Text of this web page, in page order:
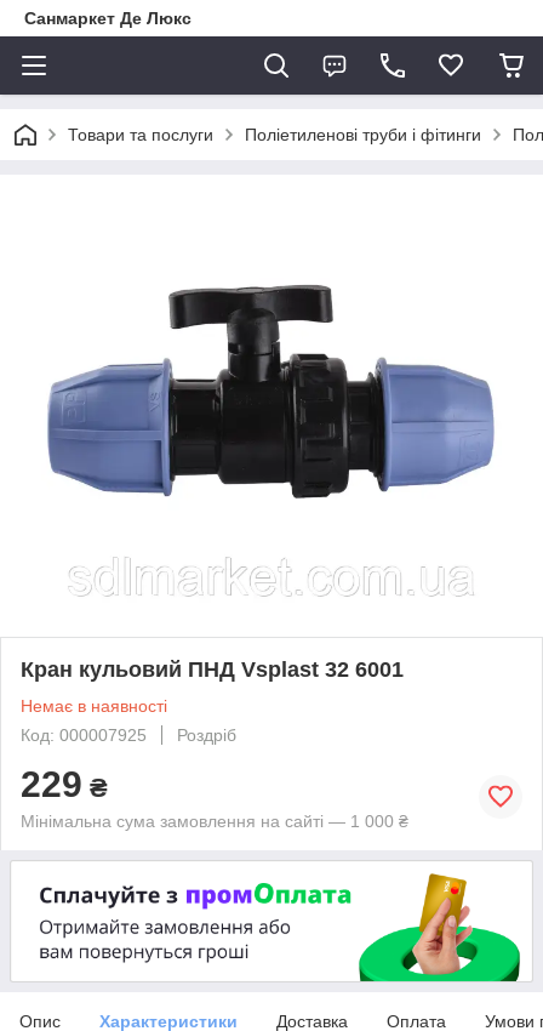
Санмаркет Де Люкс
Товари та послуги Поліетиленові труби і фітинги
Кран кульовий ПНД Vsplast 32 6001
Немає в наявності
Код: 000007925
Роздріб
229 ₴
Мінімальна сума замовлення на сайті — 1 000 ₴
Опис Характеристики Доставка Оплата Умови